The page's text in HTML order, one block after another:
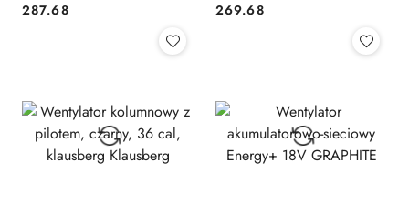
Cena:
287.68
NEO TOOLS
Cena:
269.68